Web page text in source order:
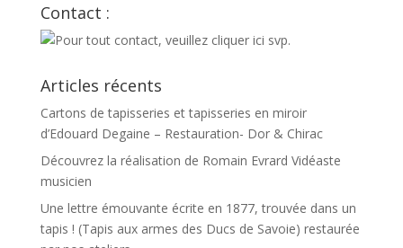
Contact :
Articles récents
Cartons de tapisseries et tapisseries en miroir
d’Edouard Degaine – Restauration- Dor & Chirac
Découvrez la réalisation de Romain Evrard Vidéaste
musicien
Une lettre émouvante écrite en 1877, trouvée dans un
tapis ! (Tapis aux armes des Ducs de Savoie) restaurée